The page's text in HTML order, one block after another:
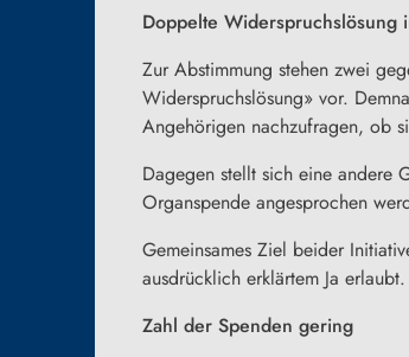
Doppelte Widerspruchslösung
Zur Abstimmung stehen zwei
Widerspruchslösung» vor.
Angehörigen nachzufragen, ob
Dagegen stellt sich eine andere
Organspende angesprochen
Gemeinsames Ziel beider
ausdrücklich erklärtem Ja erlaubt.
Zahl der Spenden gering